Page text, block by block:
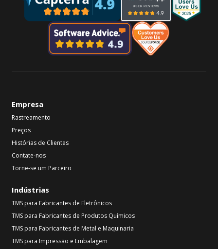
Empresa
Rastreamento
Preços
Histórias de Clientes
Contate-nos
Torne-se um Parceiro
Indústrias
TMS para Fabricantes de Eletrônicos
TMS para Fabricantes de Produtos Químicos
TMS para Fabricantes de Metal e Maquinaria
TMS para Impressão e Embalagem